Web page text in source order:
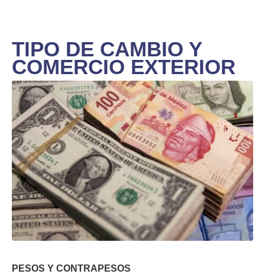
TIPO DE CAMBIO Y
COMERCIO EXTERIOR
PESOS Y CONTRAPESOS